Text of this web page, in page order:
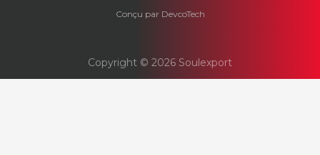
Copyright © 2026 Soulexport
Conçu par DevcoTech